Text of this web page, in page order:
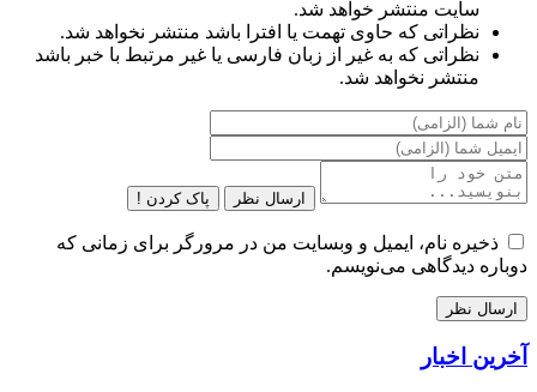
سایت منتشر خواهد شد.
نظراتی که حاوی تهمت یا افترا باشد منتشر نخواهد شد.
نظراتی که به غیر از زبان فارسی یا غیر مرتبط با خبر باشد
منتشر نخواهد شد.
ارسال نظر پاک کردن !
ذخیره نام، ایمیل و وبسایت من در مرورگر برای زمانی که
دوباره دیدگاهی می‌نویسم.
آخرین اخبار